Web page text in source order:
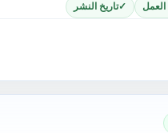
العمل تاريخ النشر